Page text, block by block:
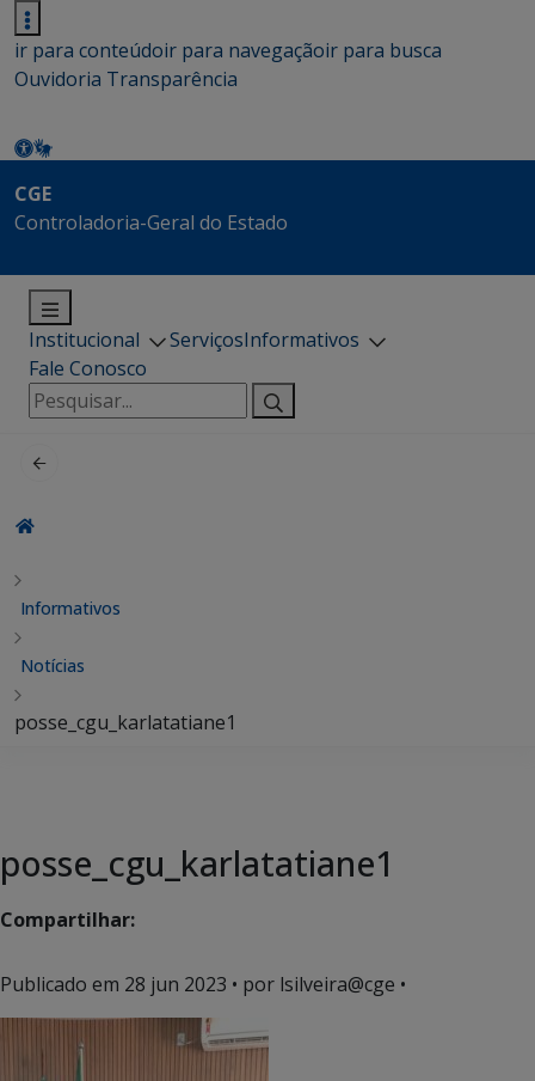
ir para conteúdoir para navegaçãoir para busca
Ouvidoria Transparência
CGE
Controladoria-Geral do Estado
Institucional ServiçosInformativos
Fale Conosco
Pesquisar
por:
Informativos
Notícias
posse_cgu_karlatatiane1
posse_cgu_karlatatiane1
Compartilhar:
Publicado em 28 jun 2023 • por lsilveira@cge •